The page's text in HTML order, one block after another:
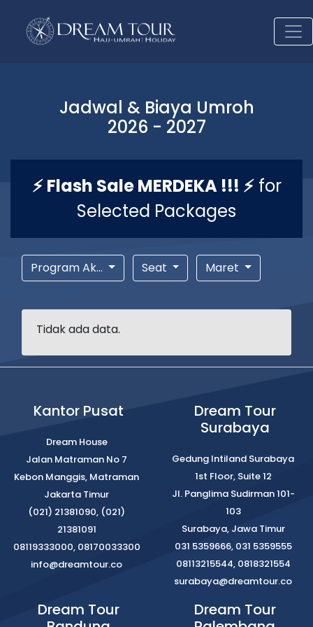
Jadwal & Biaya Umroh
2026 - 2027
⚡ Flash Sale MERDEKA !!! ⚡for
Selected Packages
Program Ak... Seat Maret
Tidak ada data.
Kantor Pusat
Dream House
Jalan Matraman No 7
Kebon Manggis, Matraman
Jakarta Timur
(021) 21381090, (021)
21381091
08119333000, 08170033300
info@dreamtour.co
Dream Tour
Surabaya
Gedung Intiland Surabaya
1st Floor, Suite 12
Jl. Panglima Sudirman 101-
103
Surabaya, Jawa Timur
031 5359666, 031 5359555
08113215544, 0818321554
surabaya@dreamtour.co
Dream Tour
Dream Tour